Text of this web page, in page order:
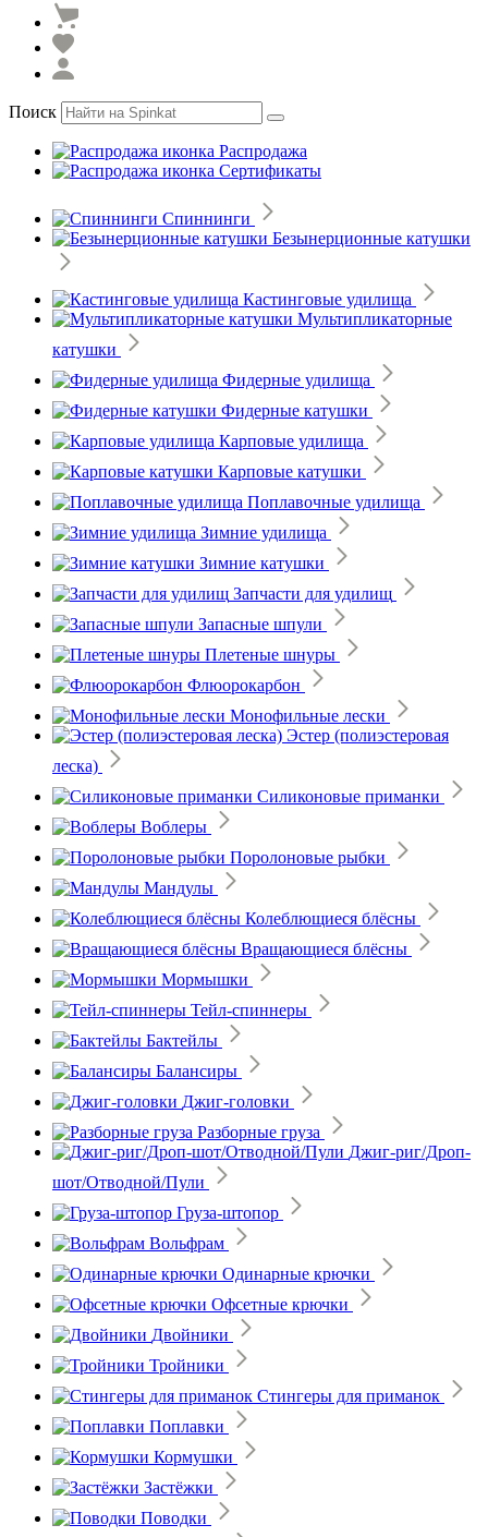
Поиск
Распродажа
Сертификаты
Спиннинги
Безынерционные катушки
Кастинговые удилища
Мультипликаторные
катушки
Фидерные удилища
Фидерные катушки
Карповые удилища
Карповые катушки
Поплавочные удилища
Зимние удилища
Зимние катушки
Запчасти для удилищ
Запасные шпули
Плетеные шнуры
Флюорокарбон
Монофильные лески
Эстер (полиэстеровая
леска)
Силиконовые приманки
Воблеры
Поролоновые рыбки
Мандулы
Колеблющиеся блёсны
Вращающиеся блёсны
Мормышки
Тейл-спиннеры
Бактейлы
Балансиры
Джиг-головки
Разборные груза
Джиг-риг/Дроп-
шот/Отводной/Пули
Груза-штопор
Вольфрам
Одинарные крючки
Офсетные крючки
Двойники
Тройники
Стингеры для приманок
Поплавки
Кормушки
Застёжки
Поводки